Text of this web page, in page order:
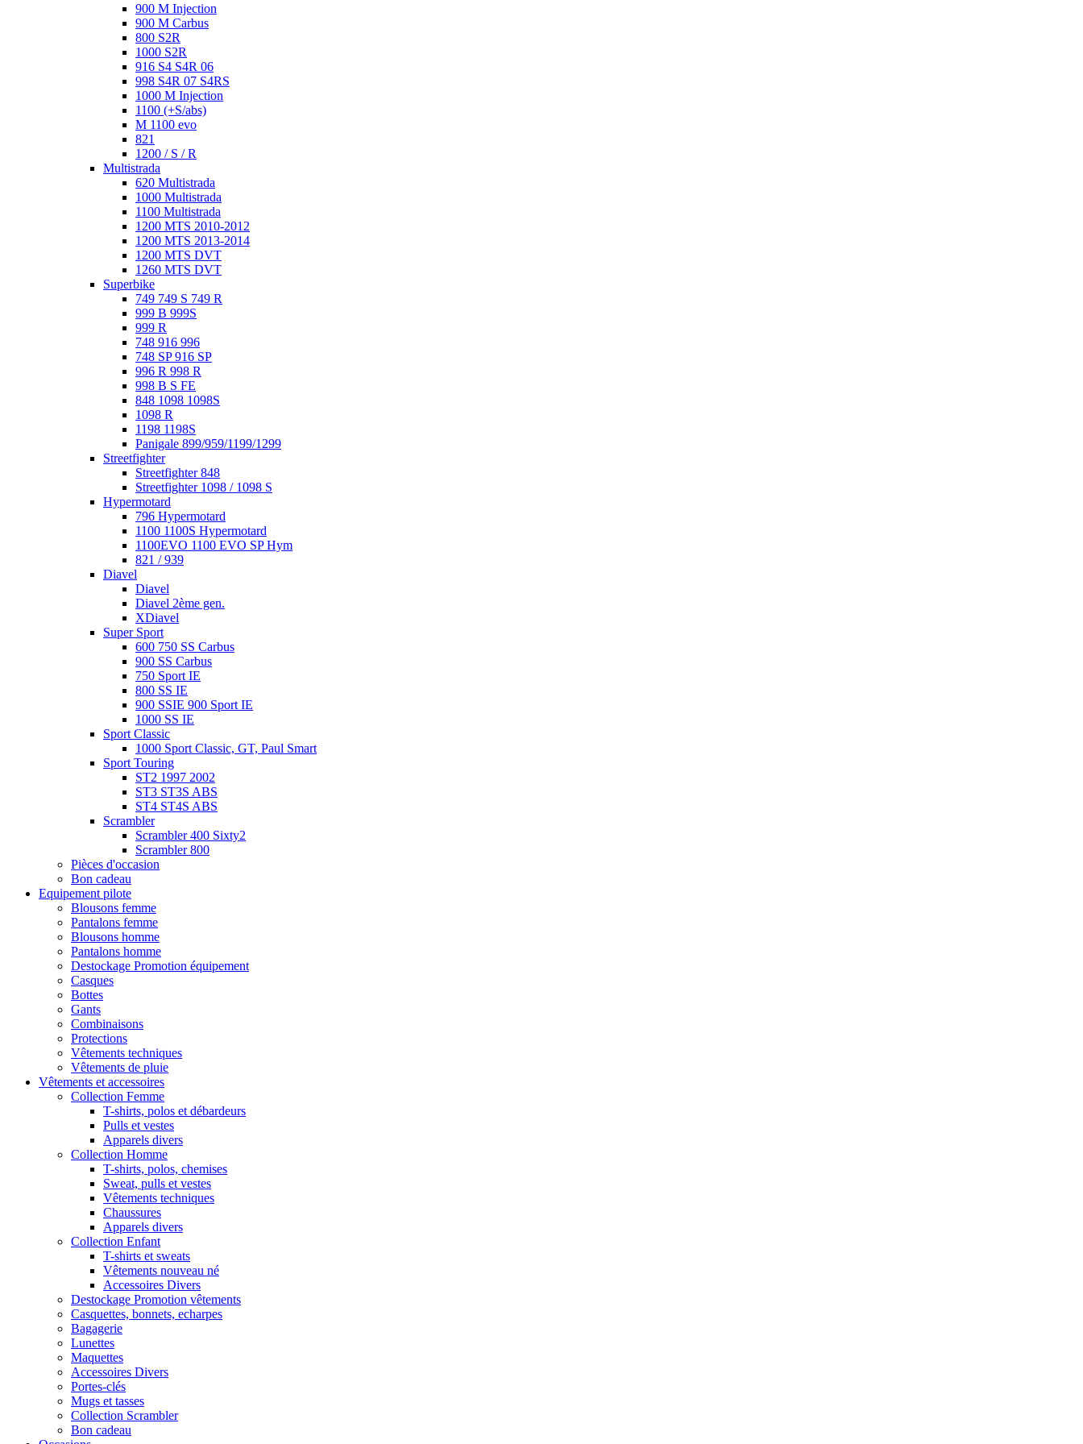
900 M Injection
900 M Carbus
800 S2R
1000 S2R
916 S4 S4R 06
998 S4R 07 S4RS
1000 M Injection
1100 (+S/abs)
M 1100 evo
821
1200 / S / R
Multistrada
620 Multistrada
1000 Multistrada
1100 Multistrada
1200 MTS 2010-2012
1200 MTS 2013-2014
1200 MTS DVT
1260 MTS DVT
Superbike
749 749 S 749 R
999 B 999S
999 R
748 916 996
748 SP 916 SP
996 R 998 R
998 B S FE
848 1098 1098S
1098 R
1198 1198S
Panigale 899/959/1199/1299
Streetfighter
Streetfighter 848
Streetfighter 1098 / 1098 S
Hypermotard
796 Hypermotard
1100 1100S Hypermotard
1100EVO 1100 EVO SP Hym
821 / 939
Diavel
Diavel
Diavel 2ème gen.
XDiavel
Super Sport
600 750 SS Carbus
900 SS Carbus
750 Sport IE
800 SS IE
900 SSIE 900 Sport IE
1000 SS IE
Sport Classic
1000 Sport Classic, GT, Paul Smart
Sport Touring
ST2 1997 2002
ST3 ST3S ABS
ST4 ST4S ABS
Scrambler
Scrambler 400 Sixty2
Scrambler 800
Pièces d'occasion
Bon cadeau
Equipement pilote
Blousons femme
Pantalons femme
Blousons homme
Pantalons homme
Destockage Promotion équipement
Casques
Bottes
Gants
Combinaisons
Protections
Vêtements techniques
Vêtements de pluie
Vêtements et accessoires
Collection Femme
T-shirts, polos et débardeurs
Pulls et vestes
Apparels divers
Collection Homme
T-shirts, polos, chemises
Sweat, pulls et vestes
Vêtements techniques
Chaussures
Apparels divers
Collection Enfant
T-shirts et sweats
Vêtements nouveau né
Accessoires Divers
Destockage Promotion vêtements
Casquettes, bonnets, echarpes
Bagagerie
Lunettes
Maquettes
Accessoires Divers
Portes-clés
Mugs et tasses
Collection Scrambler
Bon cadeau